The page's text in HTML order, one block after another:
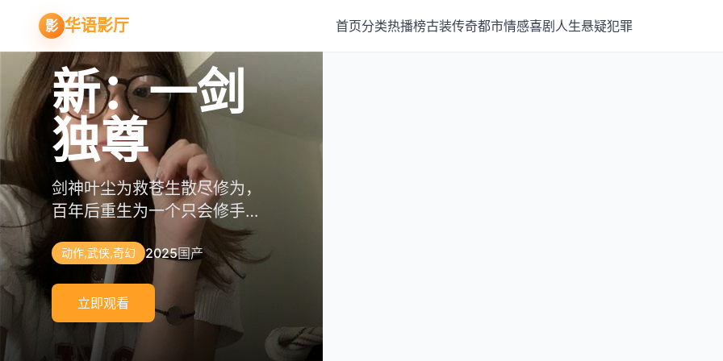
影 华语影厅 首页分类热播榜古装传奇都市情感喜剧人生悬疑犯罪
寻找CCP
一张1930年代的旧地图上画着
三个字母“CCP”，一群年轻人
踏上寻找真相的旅程。
悬疑冒险，历史解密 2025国产
立即观看
新：一剑
独尊
剑神叶尘为救苍生散尽修为，
百年后重生为一个只会修手机
的废柴，却用焊电路的手法重
铸神剑。
动作,武侠,奇幻 2025国产
立即观看
星球大
战：幻境
第三季
七位日本动画大师重塑星战宇
宙，绝地武士化身浪人剑客，
光剑对决融入了水墨杀阵。
科幻,动画,武士 2025日韩
立即观看
星光落在
她身上
四十岁失业的女工意外能看见
“星光值”，每当她帮助失意青
年，对方头顶就会落下一颗改
变命运的星。
奇幻爱情,治愈 2025国产
立即观看
职业替身
月薪百万
离谱
穷困龙套演员被富豪聘为“职业
替身”，专门替豪门千金相亲、
挨骂、背锅，月薪百万。
爱情,喜剧,职场 2025国产
立即观看